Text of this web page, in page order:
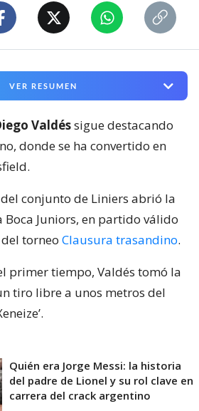
VER RESUMEN
Valdéssigue destacando
donde se ha convertido en
del conjunto de Liniers abrió la
Boca Juniors, en partido válido
torneo Clausura trasandino.
primer tiempo, Valdés tomó la
tiro libre a unos metros del
Quién era Jorge Messi: la historia
del padre de Lionel y su rol clave en
carrera del crack argentino